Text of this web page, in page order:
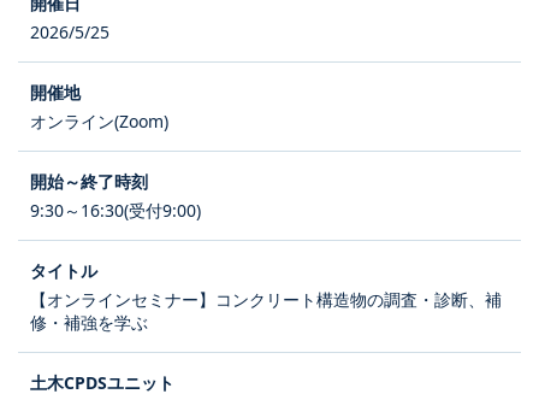
2026/5/25
オンライン(Zoom)
9:30～16:30(受付9:00)
【オンラインセミナー】コンクリート構造物の調査・診断、補
修・補強を学ぶ